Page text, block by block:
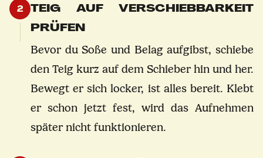
2
TEIG AUF VERSCHIEBBARKEIT
PRÜFEN
Bevor du Soße und Belag aufgibst, schiebe
den Teig kurz auf dem Schieber hin und her.
Bewegt er sich locker, ist alles bereit. Klebt
er schon jetzt fest, wird das Aufnehmen
später nicht funktionieren.